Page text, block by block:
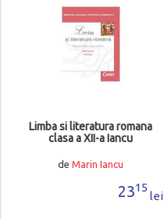
Limba si literatura romana
clasa a XII-a Iancu
deMarin Iancu
2315
lei